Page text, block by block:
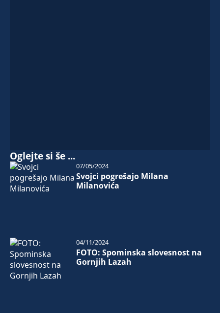
Oglejte si še ...
Svojci pogrešajo Milana
Milanovića
07/05/2024
FOTO: Spominska slovesnost na
Gornjih Lazah
04/11/2024